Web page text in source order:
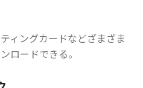
ィングカードなどざまざま
ロードできる。